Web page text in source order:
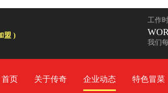
盟 )
工作
我们
首页 关于传奇 企业动态 特色冒菜